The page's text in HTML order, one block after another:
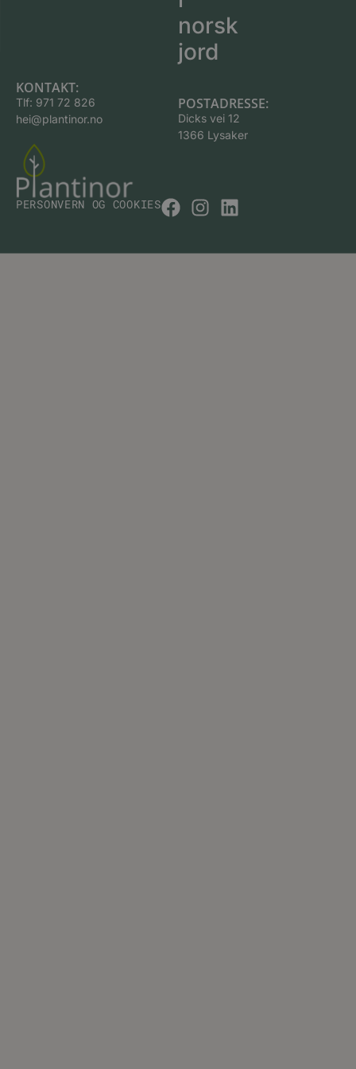
norsk
jord
KONTAKT:
Tlf: 971 72 826
hei@plantinor.no
POSTADRESSE:
Dicks vei 12
1366 Lysaker
PERSONVERN OG COOKIES